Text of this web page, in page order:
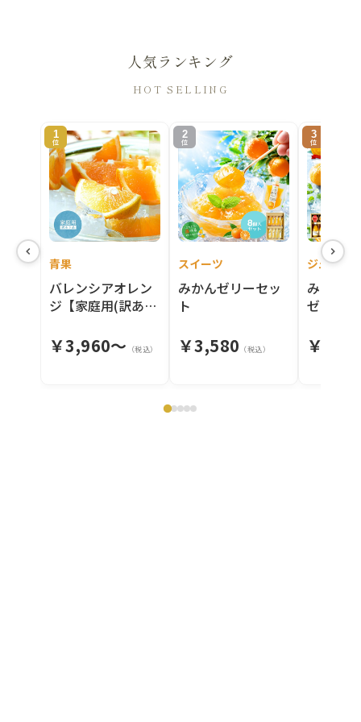
人気ランキング
HOT SELLING
1
位
青果
バレンシアオレン
ジ【家庭用(訳あ
￥3,960～ （税込）
2
位
スイーツ
みかんゼリーセッ
ト
￥3,580 （税込）
3
位
ジュース
みかん
ゼリー
￥